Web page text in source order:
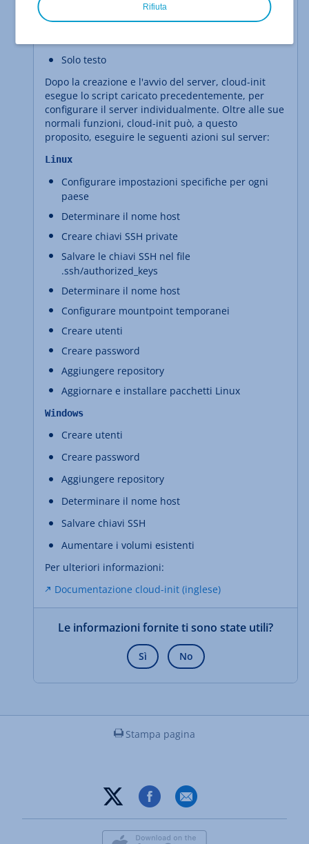
Solo testo
Dopo la creazione e l'avvio del server, cloud-init
esegue lo script caricato precedentemente, per
configurare il server individualmente. Oltre alle sue
normali funzioni, cloud-init può, a questo
proposito, eseguire le seguenti azioni sul server:
Linux
Configurare impostazioni specifiche per ogni
paese
Determinare il nome host
Creare chiavi SSH private
Salvare le chiavi SSH nel file
.ssh/authorized_keys
Determinare il nome host
Configurare mountpoint temporanei
Creare utenti
Creare password
Aggiungere repository
Aggiornare e installare pacchetti Linux
Windows
Creare utenti
Creare password
Aggiungere repository
Determinare il nome host
Salvare chiavi SSH
Aumentare i volumi esistenti
Per ulteriori informazioni:
Documentazione cloud-init (inglese)
Le informazioni fornite ti sono state utili?
Sì No
Stampa pagina
Rifiuta